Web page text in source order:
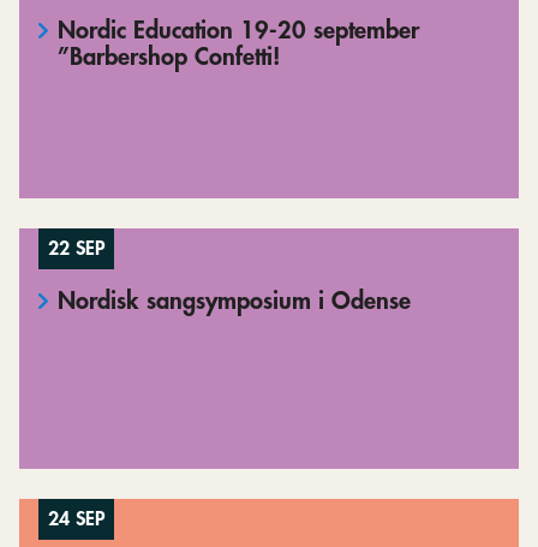
Nordic Education 19-20 september
”Barbershop Confetti!
22 SEP
Nordisk sangsymposium i Odense
24 SEP